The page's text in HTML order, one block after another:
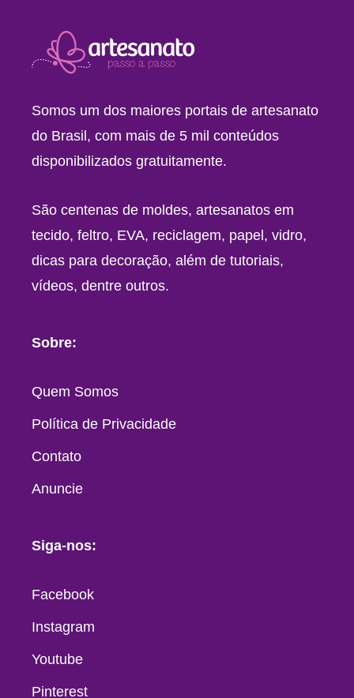
Somos um dos maiores portais de artesanato
do Brasil, com mais de 5 mil conteúdos
disponibilizados gratuitamente.
São centenas de moldes, artesanatos em
tecido, feltro, EVA, reciclagem, papel, vidro,
dicas para decoração, além de tutoriais,
vídeos, dentre outros.
Sobre:
Quem Somos
Política de Privacidade
Contato
Anuncie
Siga-nos:
Facebook
Instagram
Youtube
Pinterest